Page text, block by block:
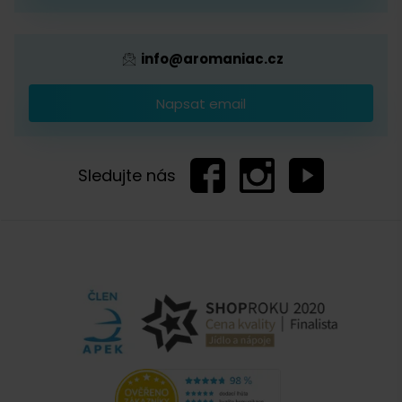
info@aromaniac.cz
Napsat email
Sledujte nás